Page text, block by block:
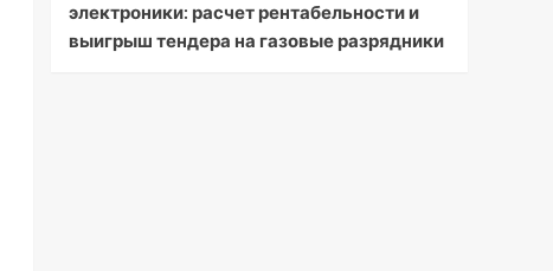
электроники: расчет рентабельности и
выигрыш тендера на газовые разрядники